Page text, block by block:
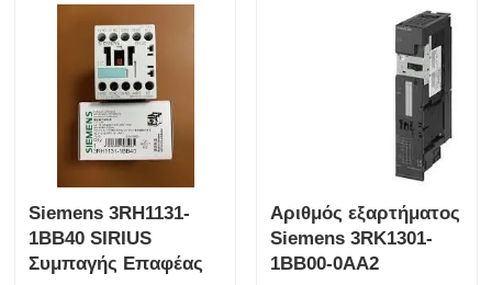
Τρηπλό PLC ολοκληρωμένων κυκλωμάτων
PLC Woodward
Μονάδα Ge Fanuc
Siemens 3RH1131-
1BB40 SIRIUS
Συμπαγής Επαφέας
Αριθμός εξαρτήματος
Siemens 3RK1301-
1BB00-0AA2